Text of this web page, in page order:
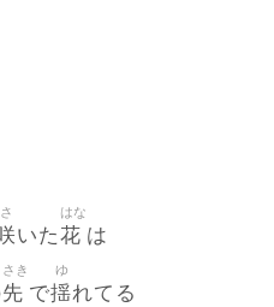
さ
いた花
はな
は
先
さき
で揺
ゆ
れてる